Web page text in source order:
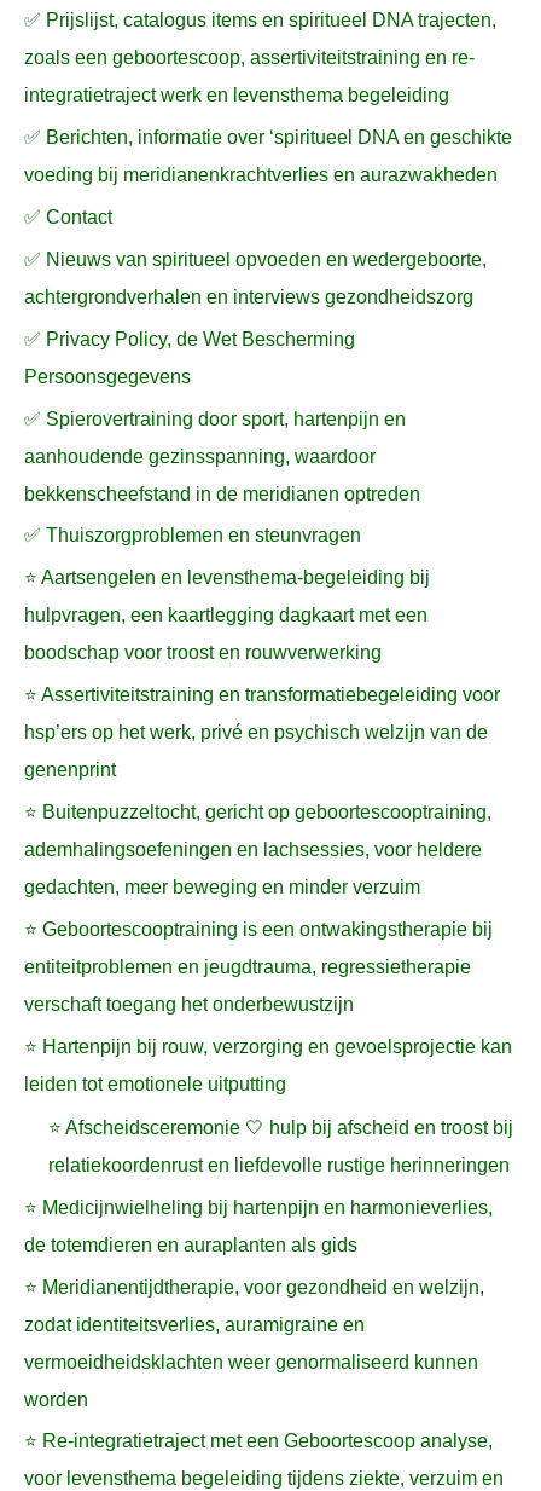
r
:
✅ Prijslijst, catalogus items en spiritueel DNA trajecten,
zoals een geboortescoop, assertiviteitstraining en re-
integratietraject werk en levensthema begeleiding
✅ Berichten, informatie over ‘spiritueel DNA en geschikte
voeding bij meridianenkrachtverlies en aurazwakheden
✅ Contact
✅ Nieuws van spiritueel opvoeden en wedergeboorte,
achtergrondverhalen en interviews gezondheidszorg
✅ Privacy Policy, de Wet Bescherming
Persoonsgegevens
✅ Spierovertraining door sport, hartenpijn en
aanhoudende gezinsspanning, waardoor
bekkenscheefstand in de meridianen optreden
✅ Thuiszorgproblemen en steunvragen
⭐ Aartsengelen en levensthema-begeleiding bij
hulpvragen, een kaartlegging dagkaart met een
boodschap voor troost en rouwverwerking
⭐ Assertiviteitstraining en transformatiebegeleiding voor
hsp’ers op het werk, privé en psychisch welzijn van de
genenprint
⭐ Buitenpuzzeltocht, gericht op geboortescooptraining,
ademhalingsoefeningen en lachsessies, voor heldere
gedachten, meer beweging en minder verzuim
⭐ Geboortescooptraining is een ontwakingstherapie bij
entiteitproblemen en jeugdtrauma, regressietherapie
verschaft toegang het onderbewustzijn
⭐ Hartenpijn bij rouw, verzorging en gevoelsprojectie kan
leiden tot emotionele uitputting
⭐ Afscheidsceremonie 🤍 hulp bij afscheid en troost bij
relatiekoordenrust en liefdevolle rustige herinneringen
⭐ Medicijnwielheling bij hartenpijn en harmonieverlies,
de totemdieren en auraplanten als gids
⭐ Meridianentijdtherapie, voor gezondheid en welzijn,
zodat identiteitsverlies, auramigraine en
vermoeidheidsklachten weer genormaliseerd kunnen
worden
⭐ Re-integratietraject met een Geboortescoop analyse,
voor levensthema begeleiding tijdens ziekte, verzuim en